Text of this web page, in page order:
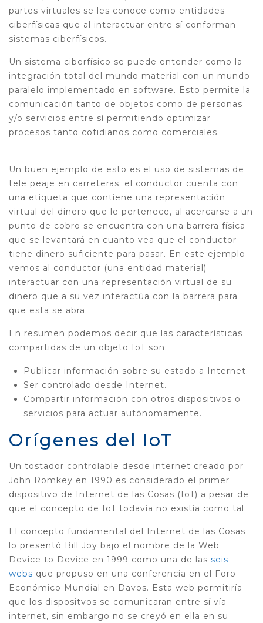
partes virtuales se les conoce como entidades
ciberfísicas que al interactuar entre sí conforman
sistemas ciberfísicos.
Un sistema ciberfísico se puede entender como la
integración total del mundo material con un mundo
paralelo implementado en software. Esto permite la
comunicación tanto de objetos como de personas
y/o servicios entre sí permitiendo optimizar
procesos tanto cotidianos como comerciales.
Un buen ejemplo de esto es el uso de sistemas de
tele peaje en carreteras: el conductor cuenta con
una etiqueta que contiene una representación
virtual del dinero que le pertenece, al acercarse a un
punto de cobro se encuentra con una barrera física
que se levantará en cuanto vea que el conductor
tiene dinero suficiente para pasar. En este ejemplo
vemos al conductor (una entidad material)
interactuar con una representación virtual de su
dinero que a su vez interactúa con la barrera para
que esta se abra.
En resumen podemos decir que las características
compartidas de un objeto IoT son:
Publicar información sobre su estado a Internet.
Ser controlado desde Internet.
Compartir información con otros dispositivos o
servicios para actuar autónomamente.
Orígenes del IoT
Un tostador controlable desde internet creado por
John Romkey en 1990 es considerado el primer
dispositivo de Internet de las Cosas (IoT) a pesar de
que el concepto de IoT todavía no existía como tal.
El concepto fundamental del Internet de las Cosas
lo presentó Bill Joy bajo el nombre de la Web
Device to Device en 1999 como una de las seis
webs que propuso en una conferencia en el Foro
Económico Mundial en Davos. Esta web permitiría
que los dispositvos se comunicaran entre sí vía
internet, sin embargo no se creyó en ella en su